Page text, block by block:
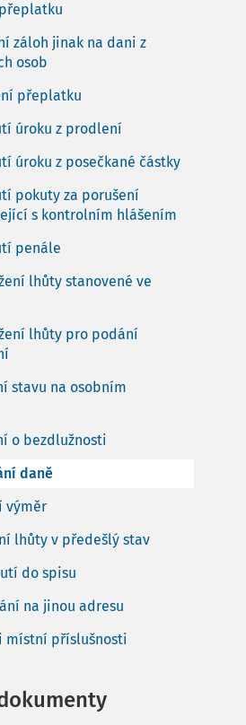
záloh jinak na dani z
osob
přeplatku
úroku z prodlení
úroku z posečkané částky
pokuty za porušení
s kontrolním hlášením
penále
lhůty stanovené ve
lhůty pro podání
stavu na osobním
o bezdlužnosti
daně
výměr
lhůty v předešlý stav
do spisu
na jinou adresu
místní příslušnosti